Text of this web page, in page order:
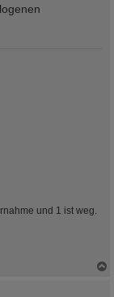
und 1 ist weg.